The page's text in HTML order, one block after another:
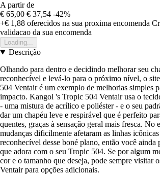
A partir de
€ 65,00 € 37,54 -42%
+€ 1,88 oferecidos na sua proxima encomenda
validacao da sua encomenda
Loading...
Descrição
Olhando para dentro e decidindo melhorar seu
reconhecível e levá-lo para o próximo nível, o
504 Ventair é um exemplo de melhorias simples
impacto. Kangol 's Tropic 504 Ventair usa o
- uma mistura de acrílico e poliéster - e o seu
dar um chapéu leve e respirável que é perfeito
quentes, graças à sensação geral mais fresca. No
mudanças dificilmente afetaram as linhas
reconhecível desse boné plano, então você ainda
que adora com o seu Tropic 504. Se por algum
cor e o tamanho que deseja, pode sempre visitar
Ventair para opções adicionais.